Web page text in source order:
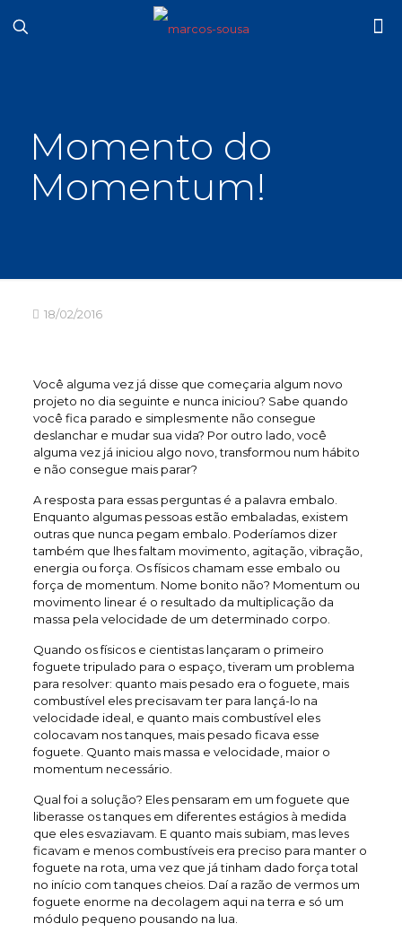
Momento do
Momentum!
18/02/2016
Você alguma vez já disse que começaria algum novo
projeto no dia seguinte e nunca iniciou? Sabe quando
você fica parado e simplesmente não consegue
deslanchar e mudar sua vida? Por outro lado, você
alguma vez já iniciou algo novo, transformou num hábito
e não consegue mais parar?
A resposta para essas perguntas é a palavra embalo.
Enquanto algumas pessoas estão embaladas, existem
outras que nunca pegam embalo. Poderíamos dizer
também que lhes faltam movimento, agitação, vibração,
energia ou força. Os físicos chamam esse embalo ou
força de momentum. Nome bonito não? Momentum ou
movimento linear é o resultado da multiplicação da
massa pela velocidade de um determinado corpo.
Quando os físicos e cientistas lançaram o primeiro
foguete tripulado para o espaço, tiveram um problema
para resolver: quanto mais pesado era o foguete, mais
combustível eles precisavam ter para lançá-lo na
velocidade ideal, e quanto mais combustível eles
colocavam nos tanques, mais pesado ficava esse
foguete. Quanto mais massa e velocidade, maior o
momentum necessário.
Qual foi a solução? Eles pensaram em um foguete que
liberasse os tanques em diferentes estágios à medida
que eles esvaziavam. E quanto mais subiam, mas leves
ficavam e menos combustíveis era preciso para manter o
foguete na rota, uma vez que já tinham dado força total
no início com tanques cheios. Daí a razão de vermos um
foguete enorme na decolagem aqui na terra e só um
módulo pequeno pousando na lua.